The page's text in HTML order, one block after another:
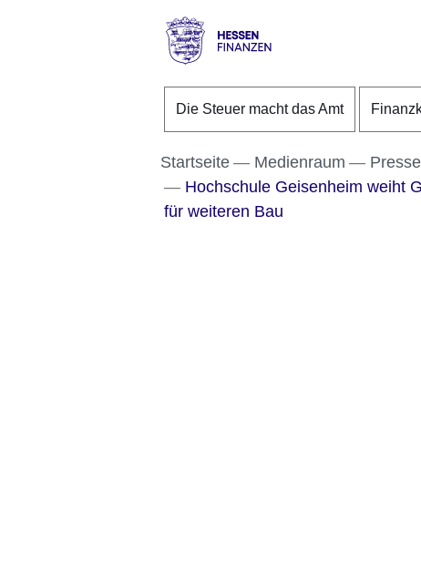
Direkt zum Kopf der
Direkt zum Inhalt
Direkt zum Fuß der
Finanzen
Die Steuer macht das Amt
Startseite Medienraum
Presse
Hochschule Geisenheim weiht
für weiteren Bau